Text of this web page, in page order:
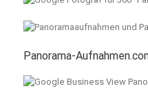
Panorama-